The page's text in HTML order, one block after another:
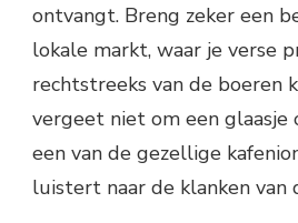
ontvangt. Breng zeker een
lokale markt, waar je verse
rechtstreeks van de boeren
vergeet niet om een glaasje
een van de gezellige
luistert naar de klanken van